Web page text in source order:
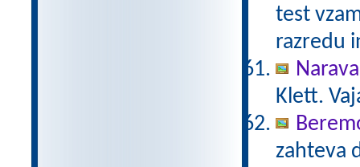
test
razredu
Narava
Klett.
zahteva